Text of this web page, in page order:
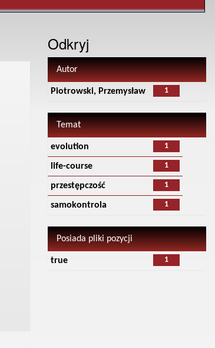
Odkryj
Autor
1
Piotrowski, Przemysław
Temat
1
evolution
1
life-course
1
przestępczość
1
samokontrola
Posiada pliki pozycji
1
true